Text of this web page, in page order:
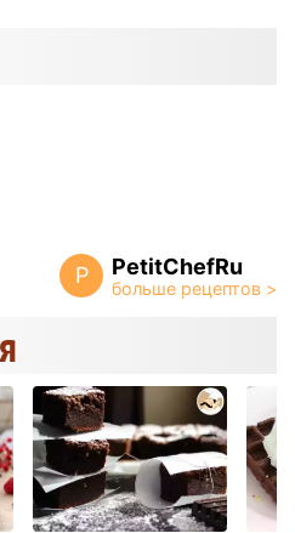
P PetitChefRu